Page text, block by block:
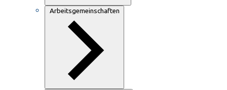
Arbeitsgemeinschaften